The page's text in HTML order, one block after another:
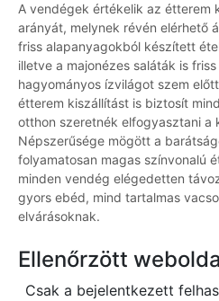
A vendégek értékelik az étterem
arányát, melynek révén elérhető
friss alapanyagokból készített
illetve a majonézes saláták is
hagyományos ízvilágot szem
étterem kiszállítást is biztosít
otthon szeretnék elfogyasztani a
Népszerűsége mögött a
folyamatosan magas színvonalú
minden vendég elégedetten
gyors ebéd, mind tartalmas
elvárásoknak.
Ellenőrzött
Csak a bejelentkezett